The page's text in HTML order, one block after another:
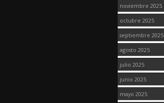
noviembre 2025
octubre 2025
septiembre 2025
agosto 2025
julio 2025
junio 2025
mayo 2025